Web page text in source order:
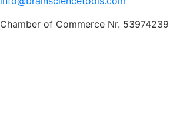
Chamber of Commerce Nr. 53974239